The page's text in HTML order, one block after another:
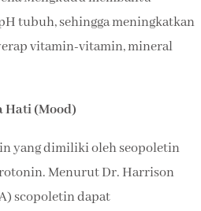
tubuh, sehingga meningkatkan
vitamin-vitamin, mineral
Hati (Mood)
yang dimiliki oleh seopoletin
Menurut Dr. Harrison
scopoletin dapat